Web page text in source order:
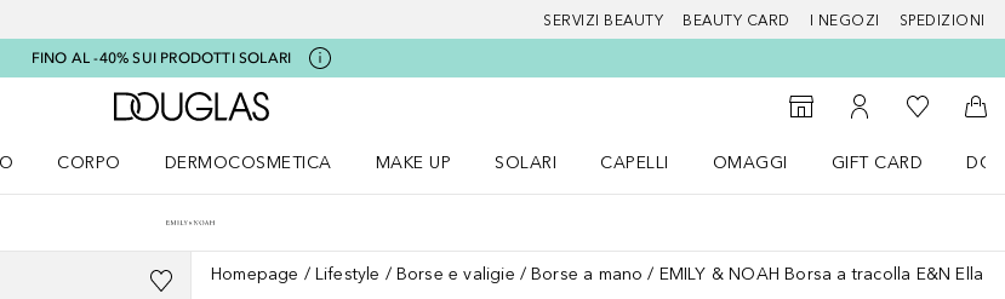
SERVIZI BEAUTY BEAUTY CARD I NEGOZI SPEDIZIONI
FINO AL -40% SUI PRODOTTI SOLARI
A Douglas Home
StorefinderAl Mio Account
Alla Mia
Al
CORPO
DERMOCOSMETICA
MAKE UP
SOLARI
CAPELLI
OMAGGI
GIFT CARD
Homepage Lifestyle Borse e valigie Borse a mano EMILY & NOAH Borsa a tracolla E&N Ella